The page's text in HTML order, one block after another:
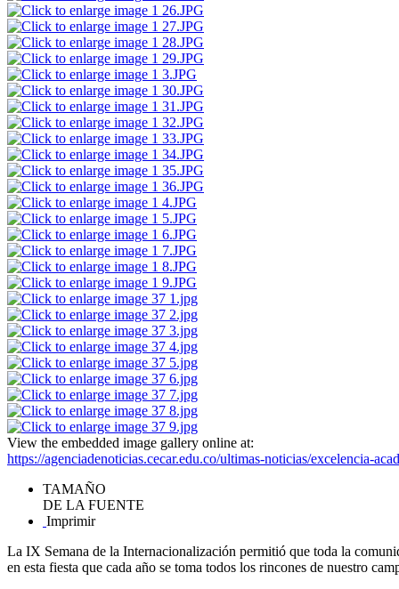
View the embedded image gallery online at:
https://agenciadenoticias.cecar.edu.co/ultimas-noticias/excelencia-
TAMAÑO
DE LA FUENTE
Imprimir
La IX Semana de la Internacionalización permitió que toda la
en esta fiesta que cada año se toma todos los rincones de nuestro